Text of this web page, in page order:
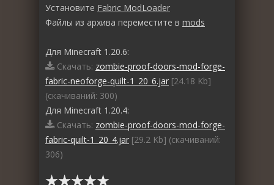
Установите Fabric ModLoader
Файлы из архива переместите в mods
Для Minecraft 1.20.6:
Скачать: zombie-proof-doors-mod-forge-
fabric-neoforge-quilt-1_20_6.jar [24.18 Kb]
(cкачиваний: 300)
Для Minecraft 1.20.4:
Скачать: zombie-proof-doors-mod-forge-
fabric-quilt-1_20_4.jar [29.2 Kb] (cкачиваний:
306)